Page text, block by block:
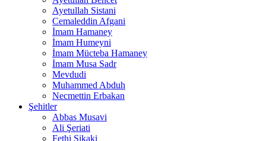
Ayetullah Sistani
Cemaleddin Afgani
İmam Hamaney
İmam Humeyni
İmam Mücteba Hamaney
İmam Musa Sadr
Mevdudi
Muhammed Abduh
Necmettin Erbakan
Şehitler
Abbas Musavi
Ali Şeriati
Fethi Şikaki